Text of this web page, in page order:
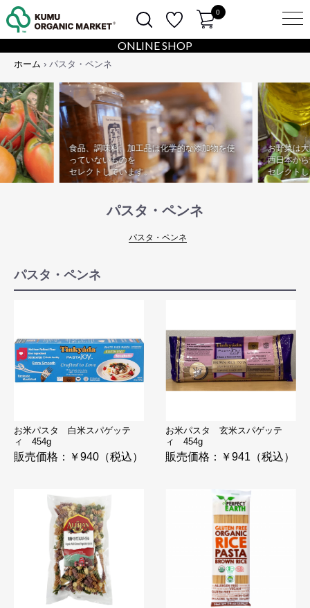
0
ONLINE SHOP
ホーム › パスタ・ペンネ
食品、調味料、加工品は化学的な添加物を使
っていないものを
セレクトしています。
お野菜は
西日本か
セレクト
パスタ・ペンネ
パスタ・ペンネ
パスタ・ペンネ
お米パスタ 白米スパゲッテ
ィ 454g
販売価格：￥940（税込）
お米パスタ 玄米スパゲッテ
ィ 454g
販売価格：￥941（税込）